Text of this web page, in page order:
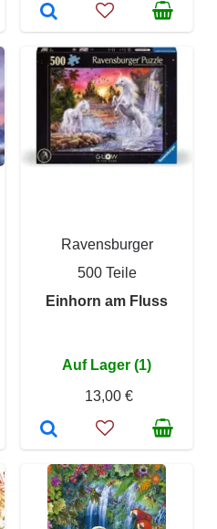
Ravensburger
500 Teile
Einhorn am Fluss
Auf Lager (1)
13,00 €